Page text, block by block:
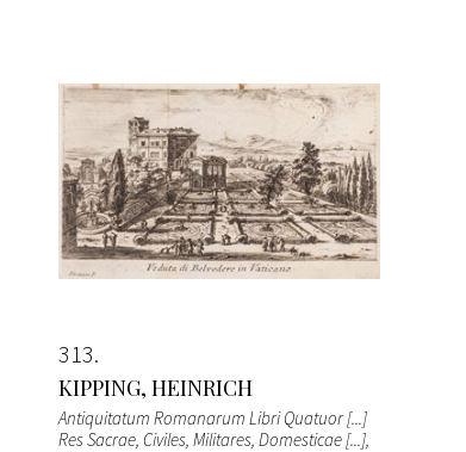
313
KIPPING, HEINRICH
Antiquitatum Romanarum Libri Quatuor [...]
Res Sacrae, Civiles, Militares, Domesticae [...],